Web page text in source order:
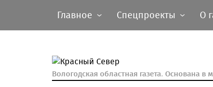
Главное Спецпроекты О
Вологодская областная газета. Основана в